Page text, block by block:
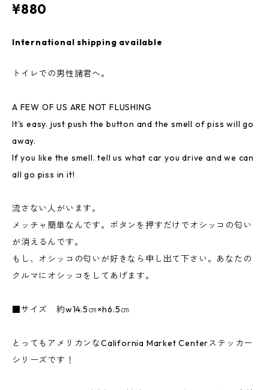
¥880
International shipping available
トイレでの男性諸君へ。
A FEW OF US ARE NOT FLUSHING
It's easy. just push the button and the smell of piss will go
away.
If you like the smell. tell us what car you drive and we can
all go piss in it!
流さない人がいます。
メッチャ簡単なんです。ボタンを押すだけでオシッコの匂い
が消えるんです。
もし、オシッコの匂いが好きなら申し出て下さい。あなたの
クルマにオシッコをしてあげます。
■サイズ 約w14.5㎝×h6.5㎝
とってもアメリカンなCalifornia Market Centerステッカー
シリーズです！